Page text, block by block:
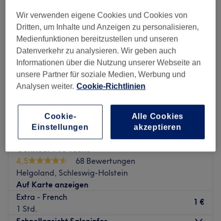
Connect Pro testx
4,5
68 Bewertungen
Helgoland, Schleswig-Holstein
Auf Karte anzeigen
Extra - French
1 Std.
1 €
Wir verwenden eigene Cookies und Cookies von
Dritten, um Inhalte und Anzeigen zu personalisieren,
Medienfunktionen bereitzustellen und unseren
Datenverkehr zu analysieren. Wir geben auch
Informationen über die Nutzung unserer Webseite an
unsere Partner für soziale Medien, Werbung und
Analysen weiter. Cookie-Richtlinien
Cookie-
Einstellungen
Alle Cookies
akzeptieren